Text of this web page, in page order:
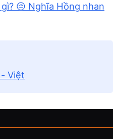
😔 Nghĩa Hồng nhan
Việt